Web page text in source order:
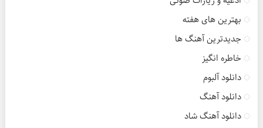
بهترین های هفته
جدیدترین آهنگ ها
خاطره انگیز
دانلود آلبوم
دانلود آهنگ
دانلود آهنگ شاد